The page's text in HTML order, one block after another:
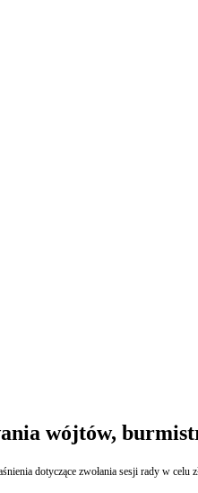
wójtów,
dotyczące zwołania sesji rady w